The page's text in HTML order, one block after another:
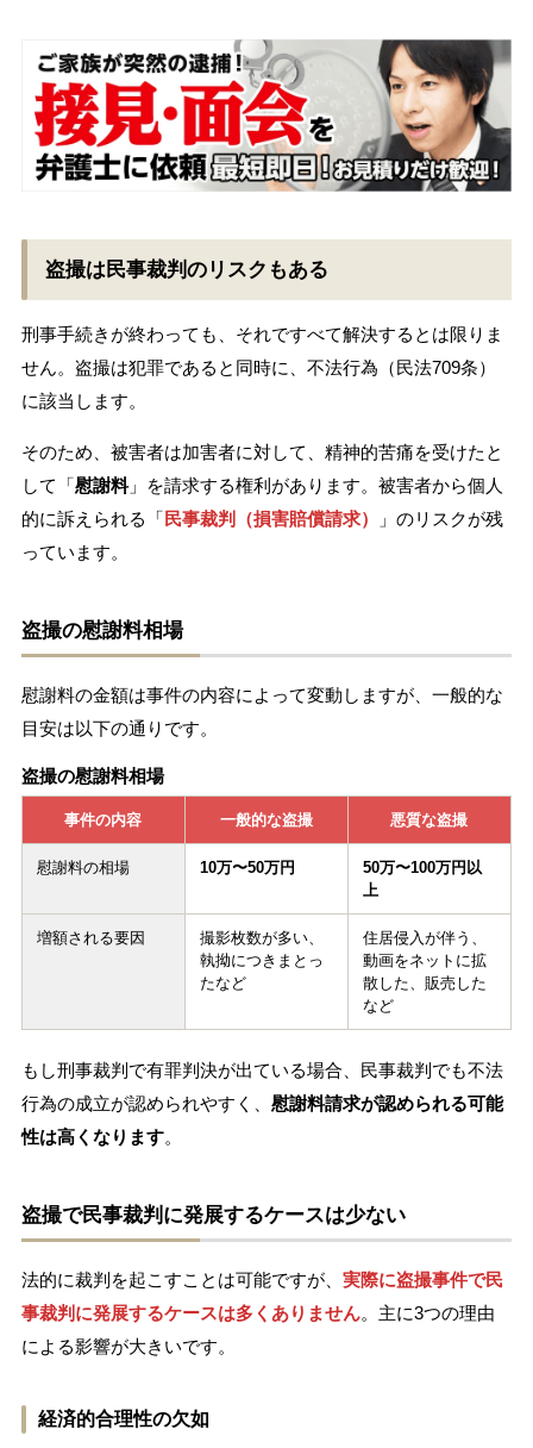
盗撮は民事裁判のリスクもある
刑事手続きが終わっても、それですべて解決するとは限りま
せん。盗撮は犯罪であると同時に、不法行為（民法709条）
に該当します。
そのため、被害者は加害者に対して、精神的苦痛を受けたと
して「慰謝料」を請求する権利があります。被害者から個人
的に訴えられる「 民事裁判（損害賠償請求）
」のリスクが残
っています。
盗撮の慰謝料相場
慰謝料の金額は事件の内容によって変動しますが、一般的な
目安は以下の通りです。
盗撮の慰謝料相場
事件の内容 一般的な盗撮 悪質な盗撮
慰謝料の相場 10万〜50万円
50万〜100万円以
上
増額される要因
撮影枚数が多い、
執拗につきまとっ
たなど
住居侵入が伴う、
動画をネットに拡
散した、販売した
など
もし刑事裁判で有罪判決が出ている場合、民事裁判でも不法
行為の成立が認められやすく、 慰謝料請求が認められる可能
性は高くなります。
盗撮で民事裁判に発展するケースは少ない
法的に裁判を起こすことは可能ですが、 実際に盗撮事件で民
事裁判に発展するケースは多くありません。主に3つの理由
による影響が大きいです。
経済的合理性の欠如